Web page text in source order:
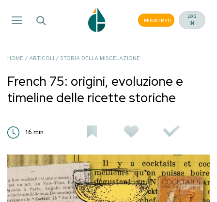
REGISTRATI
LOG
IN
HOME /ARTICOLI / STORIA DELLA MISCELAZIONE
French 75: origini, evoluzione e
timeline delle ricette storiche
16 min